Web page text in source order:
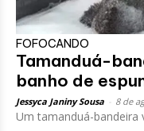
FOFOCANDO
Tamanduá-
banho de
Jessyca Janiny Sousa 8 de
Um tamanduá-bandeira